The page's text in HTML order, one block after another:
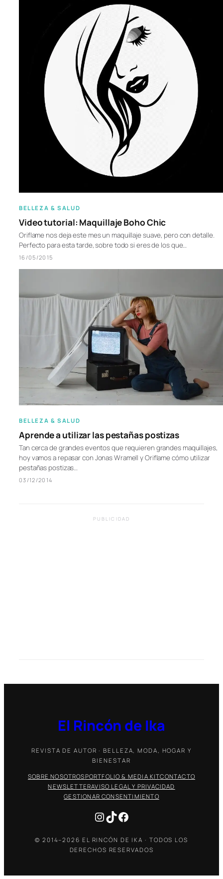
BELLEZA & SALUD
Video tutorial: Maquillaje Boho Chic
Oriflame nos deja este mes un maquillaje suave, pero con detalle.
Perfecto para esta tarde, sobre todo si eres de los que…
16/05/2015
BELLEZA & SALUD
Aprende a utilizar las pestañas postizas
Tan cerca de grandes eventos que requieren grandes maquillajes,
hoy vamos a repasar con Jonas Wramell y Oriflame cómo utilizar
pestañas postizas…
03/12/2014
PUBLICIDAD
El Rincón de Ika
REVISTA DE AUTOR · BELLEZA, MODA, HOGAR Y
BIENESTAR
SOBRE NOSOTROSPORTFOLIO & MEDIA KITCONTACTO
NEWSLETTERAVISO LEGAL Y PRIVACIDAD
GESTIONAR CONSENTIMIENTO
Instagram
TikTokFacebook
© 2014–2026 EL RINCÓN DE IKA · TODOS LOS
DERECHOS RESERVADOS